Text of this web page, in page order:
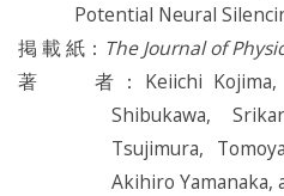
Potential Neural
掲 載 紙： The Journal of
著 者：Keiichi Kojima,
Shibukawa,
Tsujimura,
Akihiro Yamanaka,